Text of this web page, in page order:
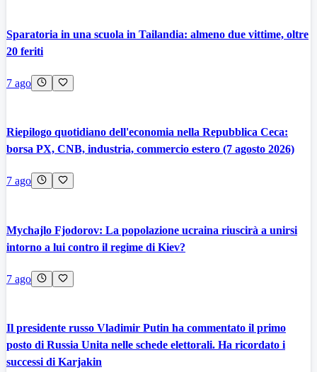
Sparatoria in una scuola in Tailandia: almeno due vittime, oltre
20 feriti
7 ago
Riepilogo quotidiano dell'economia nella Repubblica Ceca:
borsa PX, CNB, industria, commercio estero (7 agosto 2026)
7 ago
Mychajlo Fjodorov: La popolazione ucraina riuscirà a unirsi
intorno a lui contro il regime di Kiev?
7 ago
Il presidente russo Vladimir Putin ha commentato il primo
posto di Russia Unita nelle schede elettorali. Ha ricordato i
successi di Karjakin